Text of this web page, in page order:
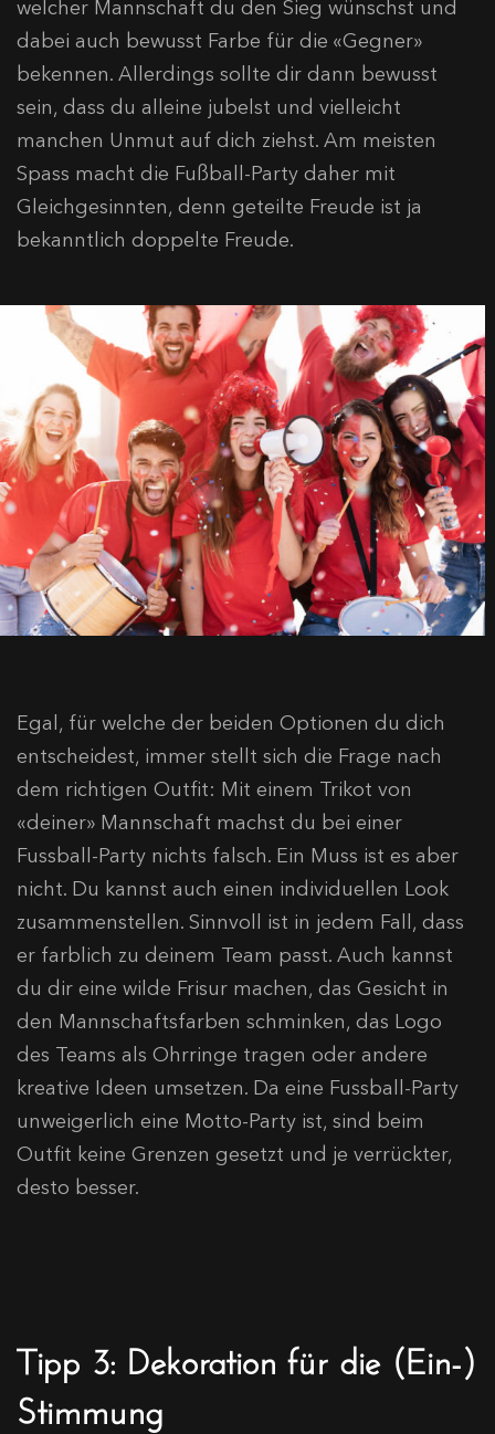
welcher Mannschaft du den Sieg wünschst und
dabei auch bewusst Farbe für die «Gegner»
bekennen. Allerdings sollte dir dann bewusst
sein, dass du alleine jubelst und vielleicht
manchen Unmut auf dich ziehst. Am meisten
Spass macht die Fußball-Party daher mit
Gleichgesinnten, denn geteilte Freude ist ja
bekanntlich doppelte Freude.
Egal, für welche der beiden Optionen du dich
entscheidest, immer stellt sich die Frage nach
dem richtigen Outfit: Mit einem Trikot von
«deiner» Mannschaft machst du bei einer
Fussball-Party nichts falsch. Ein Muss ist es aber
nicht. Du kannst auch einen individuellen Look
zusammenstellen. Sinnvoll ist in jedem Fall, dass
er farblich zu deinem Team passt. Auch kannst
du dir eine wilde Frisur machen, das Gesicht in
den Mannschaftsfarben schminken, das Logo
des Teams als Ohrringe tragen oder andere
kreative Ideen umsetzen. Da eine Fussball-Party
unweigerlich eine Motto-Party ist, sind beim
Outfit keine Grenzen gesetzt und je verrückter,
desto besser.
Tipp 3: Dekoration für die (Ein-)
Stimmung